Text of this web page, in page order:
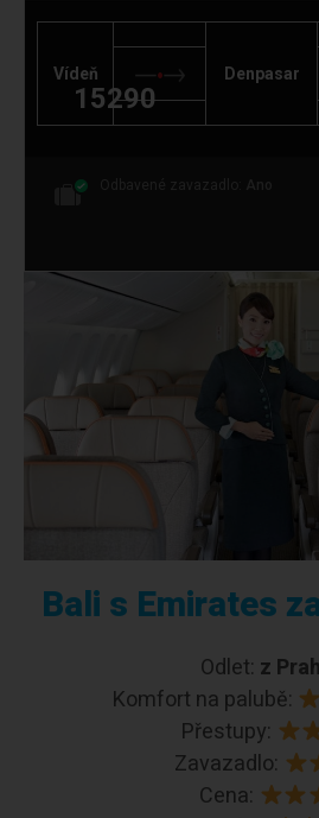
Vídeň Denpasar
15290
Bali s Emirates
Odlet: z
Komfort na palubě:
Přestupy:
Zavazadlo:
Cena: